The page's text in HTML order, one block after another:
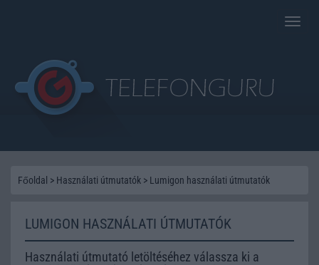
Toggle
Főoldal > Használati útmutatók > Lumigon használati útmutatók
LUMIGON HASZNÁLATI ÚTMUTATÓK
Használati útmutató letöltéséhez válassza ki a